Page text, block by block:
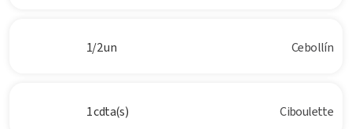
1/2 un Cebollín
1 cdta(s) Ciboulette